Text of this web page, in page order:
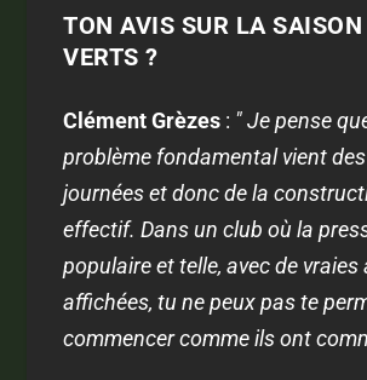
TON AVIS SUR LA SAISON
VERTS ?
Clément Grèzes : " Je pense
problème fondamental vient
journées et donc de la
effectif. Dans un club où la
populaire et telle, avec de
affichées, tu ne peux pas te
commencer comme ils ont